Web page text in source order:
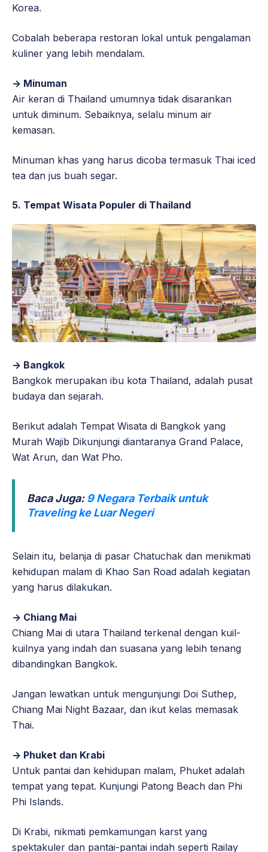
Korea.
Cobalah beberapa restoran lokal untuk pengalaman
kuliner yang lebih mendalam.
-> Minuman
Air keran di Thailand umumnya tidak disarankan
untuk diminum. Sebaiknya, selalu minum air
kemasan.
Minuman khas yang harus dicoba termasuk Thai iced
tea dan jus buah segar.
5. Tempat Wisata Populer di Thailand
-> Bangkok
Bangkok merupakan ibu kota Thailand, adalah pusat
budaya dan sejarah.
Berikut adalah Tempat Wisata di Bangkok yang
Murah Wajib Dikunjungi diantaranya Grand Palace,
Wat Arun, dan Wat Pho.
Baca Juga: 9 Negara Terbaik untuk
Traveling ke Luar Negeri
Selain itu, belanja di pasar Chatuchak dan menikmati
kehidupan malam di Khao San Road adalah kegiatan
yang harus dilakukan.
-> Chiang Mai
Chiang Mai di utara Thailand terkenal dengan kuil-
kuilnya yang indah dan suasana yang lebih tenang
dibandingkan Bangkok.
Jangan lewatkan untuk mengunjungi Doi Suthep,
Chiang Mai Night Bazaar, dan ikut kelas memasak
Thai.
-> Phuket dan Krabi
Untuk pantai dan kehidupan malam, Phuket adalah
tempat yang tepat. Kunjungi Patong Beach dan Phi
Phi Islands.
Di Krabi, nikmati pemkamungan karst yang
spektakuler dan pantai-pantai indah seperti Railay